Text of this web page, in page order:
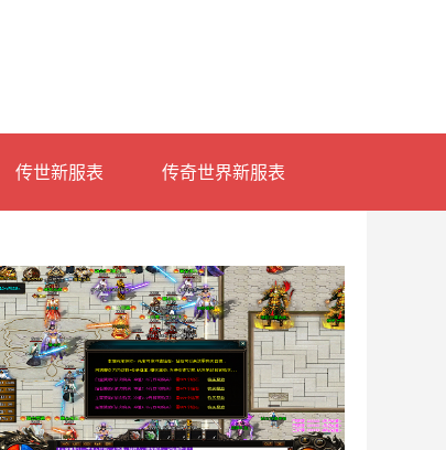
传世新服表 传奇世界新服表